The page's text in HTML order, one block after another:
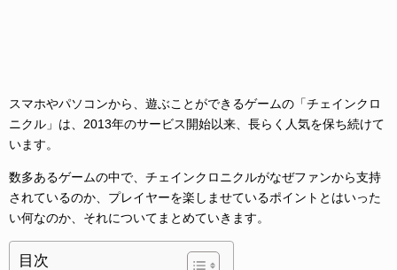
スマホやパソコンから、遊ぶことができるゲームの「チェインクロ
ニクル」は、2013年のサービス開始以来、長らく人気を保ち続けて
います。
数多あるゲームの中で、チェインクロニクルがなぜファンから支持
されているのか、プレイヤーを楽しませているポイントとはいった
い何なのか、それについてまとめていきます。
目次